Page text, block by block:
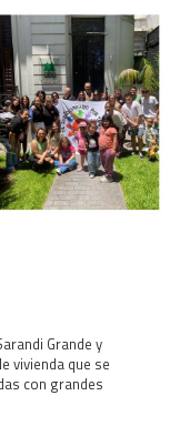
Grande y
vivienda que se
con grandes